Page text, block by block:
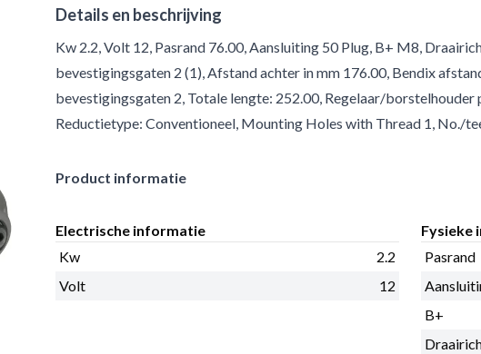
Details en beschrijving
Kw 2.2, Volt 12, Pasrand 76.00, Aansluiting 50 Plug, B+ M8,
bevestigingsgaten 2 (1), Afstand achter in mm 176.00, Bendix
bevestigingsgaten 2, Totale lengte: 252.00, Regelaar/
Reductietype: Conventioneel, Mounting Holes with Thread 1, No./
Product informatie
Electrische informatie
Kw
2.2
Volt
12
Fysieke
Pasrand
B+